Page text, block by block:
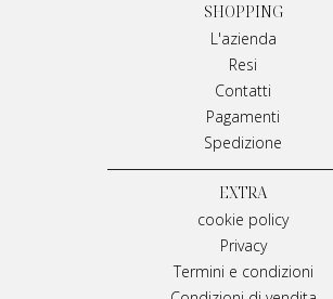
SHOPPING
L'azienda
Resi
Contatti
Pagamenti
Spedizione
EXTRA
cookie policy
Privacy
Termini e condizioni